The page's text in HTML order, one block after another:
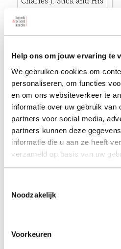
Help ons om jouw ervaring te
We gebruiken cookies om
personaliseren, om functies
en om ons websiteverkeer te
informatie over uw gebruik van
partners voor social media,
partners kunnen deze
informatie die u aan ze heeft
verzameld op basis van uw
Noodzakelijk
Voorkeuren
The African Ancestors
€ 49,95